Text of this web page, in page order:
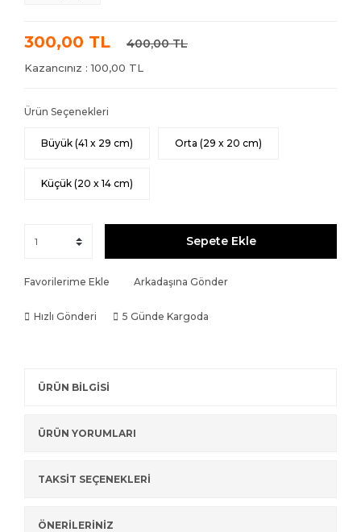
300,00 TL 400,00 TL
Kazancınız : 100,00 TL
Ürün Seçenekleri
Büyük (41 x 29 cm) Orta (29 x 20 cm)
Küçük (20 x 14 cm)
Sepete Ekle
Favorilerime Ekle Arkadaşına Gönder
Hızlı Gönderi 5 Günde Kargoda
ÜRÜN BİLGİSİ
ÜRÜN YORUMLARI
TAKSİT SEÇENEKLERİ
ÖNERİLERİNİZ